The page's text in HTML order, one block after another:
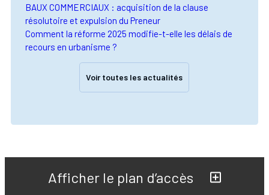
BAUX COMMERCIAUX : acquisition de la clause
résolutoire et expulsion du Preneur
Comment la réforme 2025 modifie-t-elle les délais de
recours en urbanisme ?
Voir toutes les actualités
Afficher le plan d’accès